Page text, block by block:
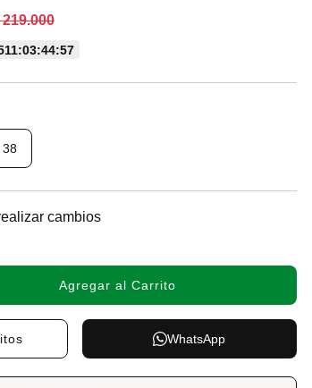
38
cambios
Agregar al Carrito
WhatsApp